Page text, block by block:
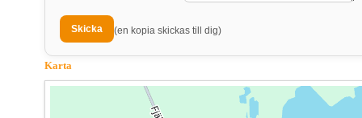
(en kopia skickas till dig)
Karta